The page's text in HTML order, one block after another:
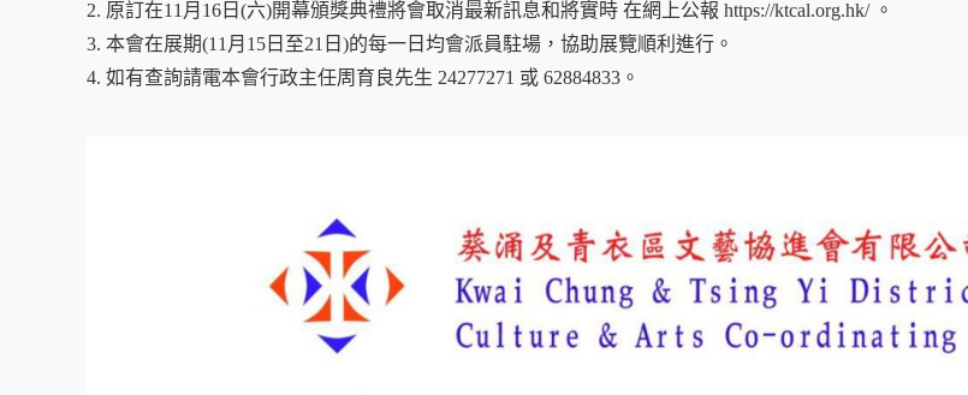
2. 原訂在11月16日(六)開幕頒獎典禮將會取消最新訊息和將實時 在網上公報 https://ktcal.org.hk/ 。
3. 本會在展期(11月15日至21日)的每一日均會派員駐場，協助展覽順利進行。
4. 如有查詢請電本會行政主任周育良先生 24277271 或 62884833。